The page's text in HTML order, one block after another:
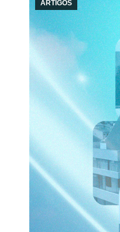
ARTIGOS